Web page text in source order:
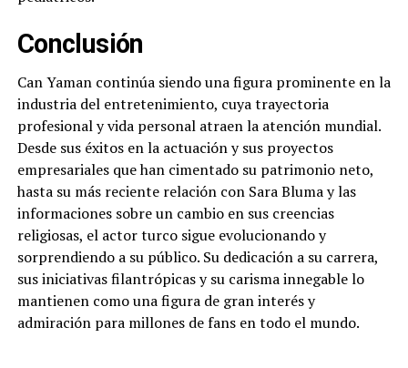
Conclusión
Can Yaman continúa siendo una figura prominente en la
industria del entretenimiento, cuya trayectoria
profesional y vida personal atraen la atención mundial.
Desde sus éxitos en la actuación y sus proyectos
empresariales que han cimentado su patrimonio neto,
hasta su más reciente relación con Sara Bluma y las
informaciones sobre un cambio en sus creencias
religiosas, el actor turco sigue evolucionando y
sorprendiendo a su público. Su dedicación a su carrera,
sus iniciativas filantrópicas y su carisma innegable lo
mantienen como una figura de gran interés y
admiración para millones de fans en todo el mundo.